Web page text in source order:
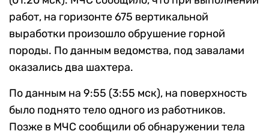
работ, на горизонте 675 вертикальной
выработки произошло обрушение горной
породы. По данным ведомства, под завалами
оказались два шахтера.
По данным на 9:55 (3:55 мск), на поверхность
было поднято тело одного из работников.
Позже в МЧС сообщили об обнаружении тела